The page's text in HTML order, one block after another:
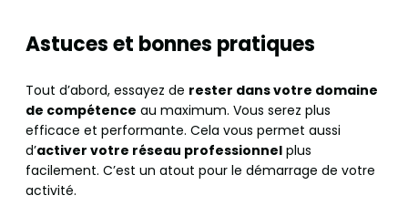
Astuces et bonnes pratiques
Tout d’abord, essayez de rester dans votre domaine
de compétence au maximum. Vous serez plus
efficace et performante. Cela vous permet aussi
d’activer votre réseau professionnel plus
facilement. C’est un atout pour le démarrage de votre
activité.